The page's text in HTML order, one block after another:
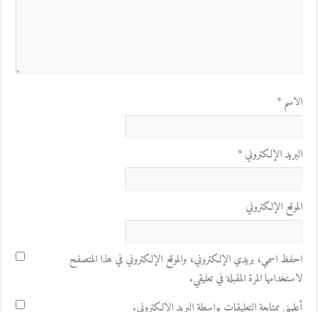
الاسم*
البريد الإلكتروني*
الموقع الإلكتروني
احفظ اسمي، بريدي الإلكتروني، والموقع الإلكتروني في هذا المتصفح
لاستخدامها المرة المقبلة في تعليقي.
أعلمني بمتابعة التعليقات بواسطة البريد الإلكتروني.